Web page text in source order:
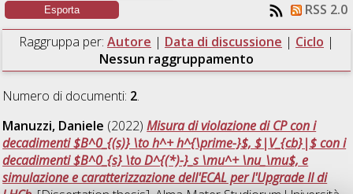
RSS 2.0
Raggruppa per: Autore | Data di discussione | Ciclo |
Nessun raggruppamento
Numero di documenti: 2.
Manuzzi, Daniele (2022)Misura di violazione di CP con i
decadimenti $B^0_{(s)} \to h^+ h^{\prime-}$, $|V_{cb}|$ con i
decadimenti $B^0_{s} \to D^{(*)-}_s \mu^+ \nu_\mu$, e
simulazione e caratterizzazione dell'ECAL per l'Upgrade II di